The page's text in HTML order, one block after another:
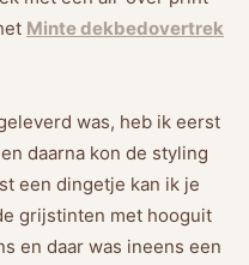
Minte dekbedovertrek
was, heb ik eerst
daarna kon de styling
een dingetje kan ik je
grijstinten met hooguit
en daar was ineens een